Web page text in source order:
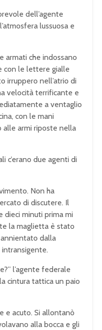
dell’agente
lussuosa e
armati che indossano
con le lettere gialle
irruppero nell’atrio di
velocità terrificante e
a ventaglio
con le mani
alle armi riposte nella
c’erano due agenti di
Non ha
di discutere. Il
dieci minuti prima mi
la maglietta è stato
dalla
l’agente federale
cintura tattica un paio
e acuto. Si allontanò
alla bocca e gli